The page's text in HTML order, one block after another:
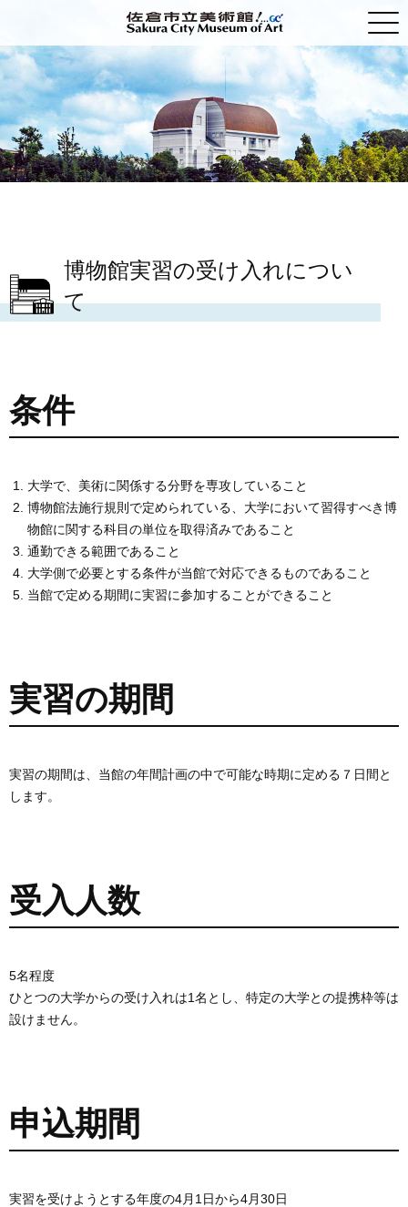
トップ
展覧会
利用案内・アクセス
貸館
博物館実習の受け入れについ
て
条件
大学で、美術に関係する分野を専攻していること
博物館法施行規則で定められている、大学において習得すべき博
物館に関する科目の単位を取得済みであること
通勤できる範囲であること
大学側で必要とする条件が当館で対応できるものであること
当館で定める期間に実習に参加することができること
実習の期間
実習の期間は、当館の年間計画の中で可能な時期に定める７日間と
します。
受入人数
5名程度
ひとつの大学からの受け入れは1名とし、特定の大学との提携枠等は
設けません。
申込期間
実習を受けようとする年度の4月1日から4月30日